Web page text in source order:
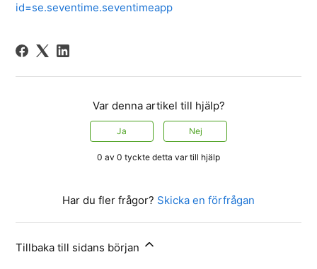
id=se.seventime.seventimeapp
Var denna artikel till hjälp?
Ja Nej
0 av 0 tyckte detta var till hjälp
Har du fler frågor? Skicka en förfrågan
Tillbaka till sidans början